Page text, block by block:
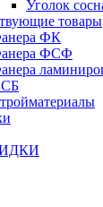
Уголок
товары
ФК
ФСФ